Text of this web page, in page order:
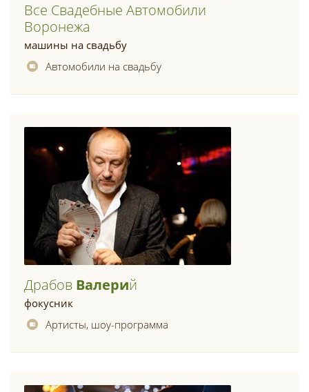
Все Свадебные Автомобили
Воронежа
машины на свадьбу
Автомобили на свадьбу
Драбов ВалериЙ
фокусник
Артисты, шоу-программа